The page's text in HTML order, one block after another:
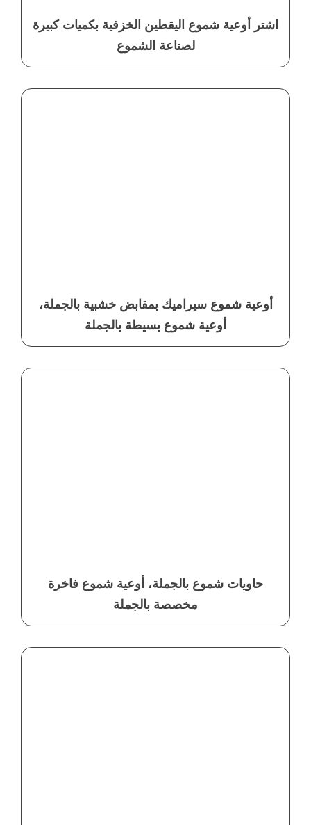
اشتر أوعية شموع اليقطين الخزفية بكميات كبيرة
لصناعة الشموع
أوعية شموع سيراميك بمقابض خشبية بالجملة،
أوعية شموع بسيطة بالجملة
حاويات شموع بالجملة، أوعية شموع فاخرة
مخصصة بالجملة